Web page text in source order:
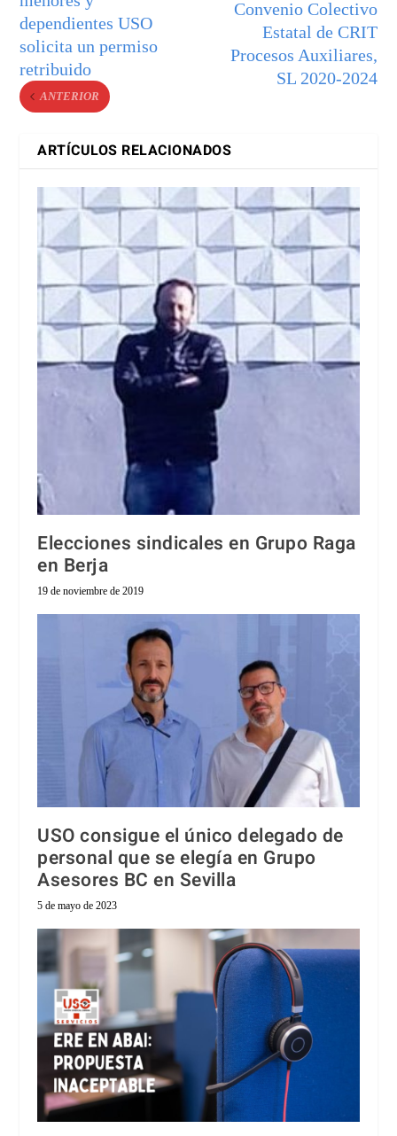
dependientes USO
solicita un permiso
retribuido
ANTERIOR
Convenio Colectivo
Estatal de CRIT
Procesos Auxiliares,
SL 2020-2024
ARTÍCULOS RELACIONADOS
Elecciones sindicales en Grupo Raga
en Berja
19 de noviembre de 2019
USO consigue el único delegado de
personal que se elegía en Grupo
Asesores BC en Sevilla
5 de mayo de 2023